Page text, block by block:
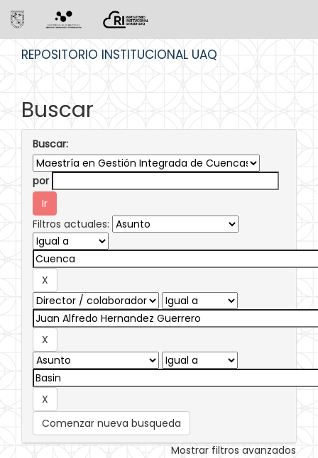
REPOSITORIO INSTITUCIONAL UAQ
Buscar
Buscar:
por
Filtros actuales:
Comenzar nueva busqueda
Mostrar filtros avanzados